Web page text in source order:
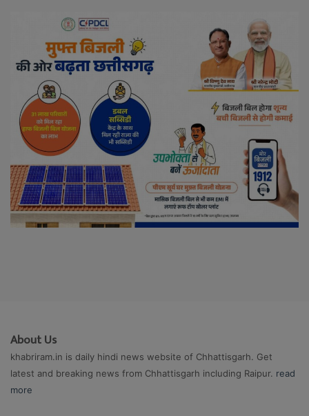
About Us
khabriram.in is daily hindi news website of Chhattisgarh. Get
latest and breaking news from Chhattisgarh including Raipur. read
more